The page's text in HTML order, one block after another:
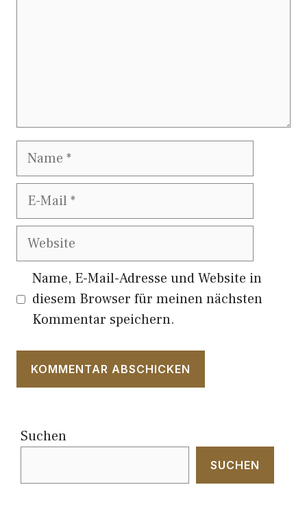
Name
E-
Website
Name, E-Mail-Adresse und Website in
diesem Browser für meinen nächsten
Kommentar speichern.
Suchen
SUCHEN